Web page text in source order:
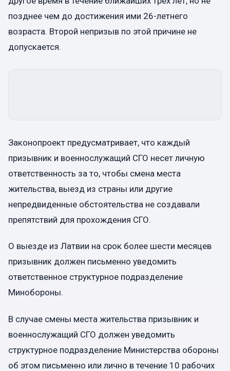
позднее чем до достижения ими 26-летнего
возраста. Второй непризыв по этой причине не
допускается.
Законопроект предусматривает, что каждый
призывник и военнослужащий СГО несет личную
ответственность за то, чтобы смена места
жительства, выезд из страны или другие
непредвиденные обстоятельства не создавали
препятствий для прохождения СГО.
О выезде из Латвии на срок более шести месяцев
призывник должен письменно уведомить
ответственное структурное подразделение
Минобороны.
В случае смены места жительства призывник и
военнослужащий СГО должен уведомить
структурное подразделение Министерства обороны
об этом письменно или лично в течение 10 рабочих